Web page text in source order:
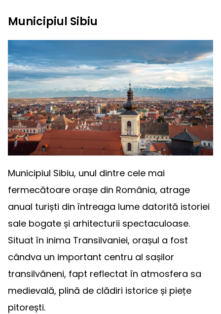
Municipiul Sibiu
Municipiul Sibiu, unul dintre cele mai
fermecătoare orașe din România, atrage
anual turiști din întreaga lume datorită istoriei
sale bogate și arhitecturii spectaculoase.
Situat în inima Transilvaniei, orașul a fost
cândva un important centru al sașilor
transilvăneni, fapt reflectat în atmosfera sa
medievală, plină de clădiri istorice și piețe
pitorești.